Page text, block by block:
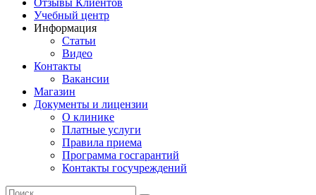
Отзывы Клиентов
Учебный центр
Информация
Статьи
Видео
Контакты
Вакансии
Магазин
Документы и лицензии
О клинике
Платные услуги
Правила приема
Программа госгарантий
Контакты госучреждений